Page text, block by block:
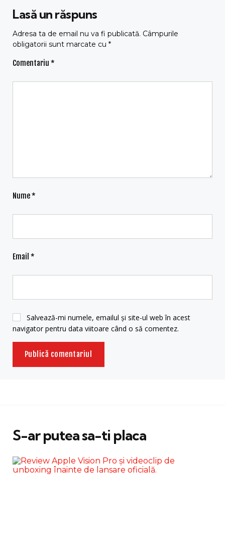
Lasă un răspuns
Adresa ta de email nu va fi publicată. Câmpurile
obligatorii sunt marcate cu *
Comentariu *
Nume*
Email *
Salvează-mi numele, emailul și site-ul web în acest
navigator pentru data viitoare când o să comentez.
S-ar putea sa-ti placa